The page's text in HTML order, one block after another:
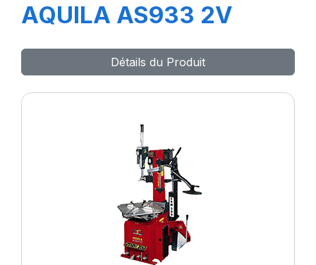
AQUILA AS933 2V
Détails du Produit